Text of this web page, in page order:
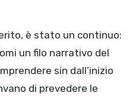
è stato un continuo:
un filo narrativo del
sin dall’inizio
di prevedere le